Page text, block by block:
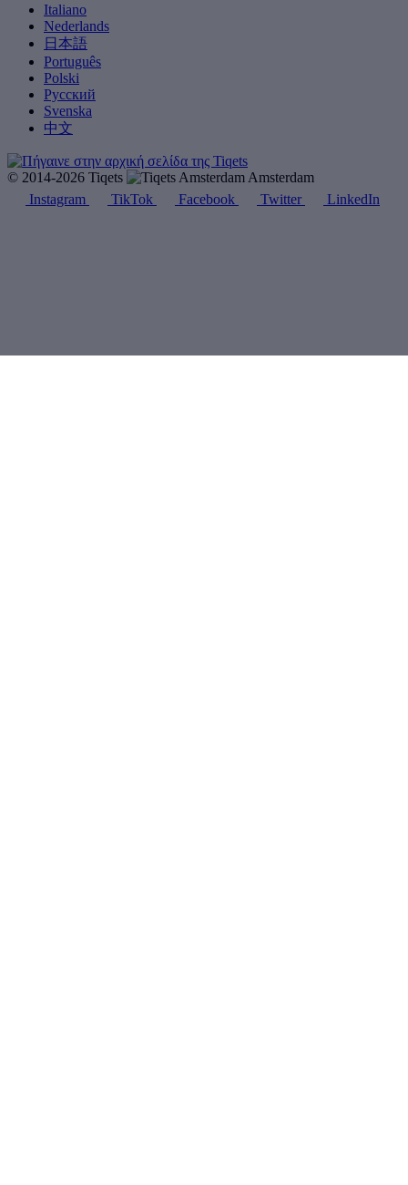
Italiano
Nederlands
日本語
Português
Polski
Русский
Svenska
中文
© 2014-2026 Tiqets
Amsterdam
Instagram
TikTok Facebook Twitter LinkedIn